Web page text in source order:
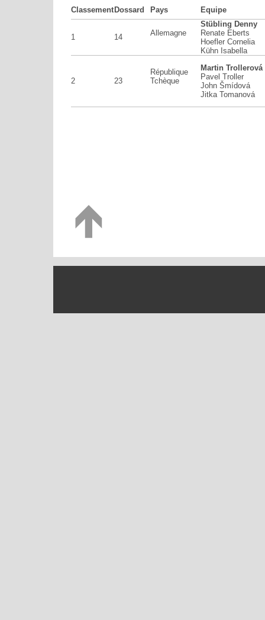
ClassementDossard Pays Equipe
1 14 Allemagne
Stübling Denny
Renate Eberts
Hoefler Cornelia
Kühn Isabella
2 23
République
Tchèque
Martin Trollerová
Pavel Troller
John Šmídová
Jitka Tomanová